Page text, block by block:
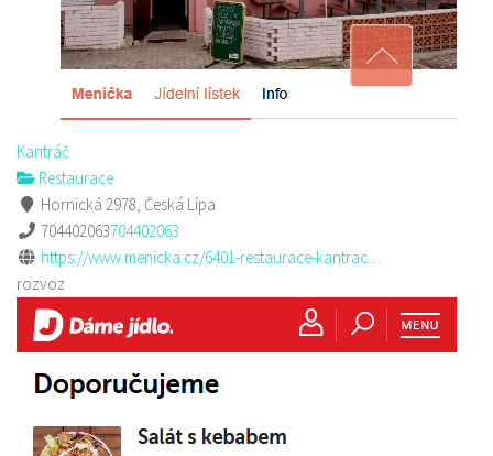
Kantráč
Restaurace
Hornická 2978, Česká Lípa
704402063704402063
https://www.menicka.cz/6401-restaurace-kantrac....
rozvoz